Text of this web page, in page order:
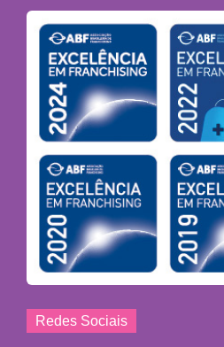
Redes Sociais